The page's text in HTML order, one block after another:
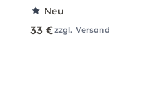
Neu
33 €zzgl. Versand